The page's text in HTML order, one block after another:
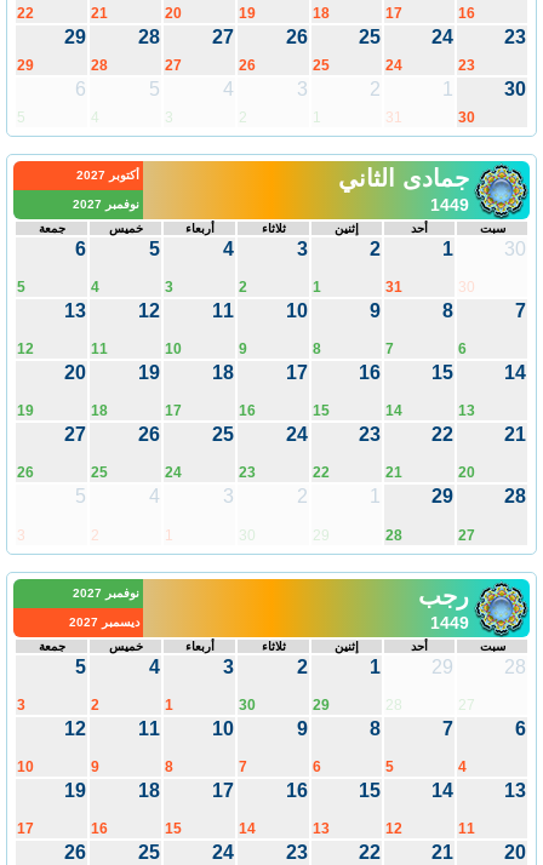
16
17
18
19
20
21
22
23
23
24
24
25
25
26
26
27
27
28
28
29
29
30
30
1
31
2
1
3
2
4
3
5
4
6
5
جمادى الثاني
1449
أكتوبر 2027
نوفمبر 2027
سبت
أحد إثنين ثلاثاء أربعاء خميس جمعة
30
30
1
31
2
1
3
2
4
3
5
4
6
5
7
6
8
7
9
8
10
9
11
10
12
11
13
12
14
13
15
14
16
15
17
16
18
17
19
18
20
19
21
20
22
21
23
22
24
23
25
24
26
25
27
26
28
27
29
28
1
29
2
30
3
1
4
2
5
3
رجب
1449
نوفمبر 2027
ديسمبر 2027
سبت
أحد إثنين ثلاثاء أربعاء خميس جمعة
28
27
29
28
1
29
2
30
3
1
4
2
5
3
6
4
7
5
8
6
9
7
10
8
11
9
12
10
13
11
14
12
15
13
16
14
17
15
18
16
19
17
20
21
22
23
24
25
26